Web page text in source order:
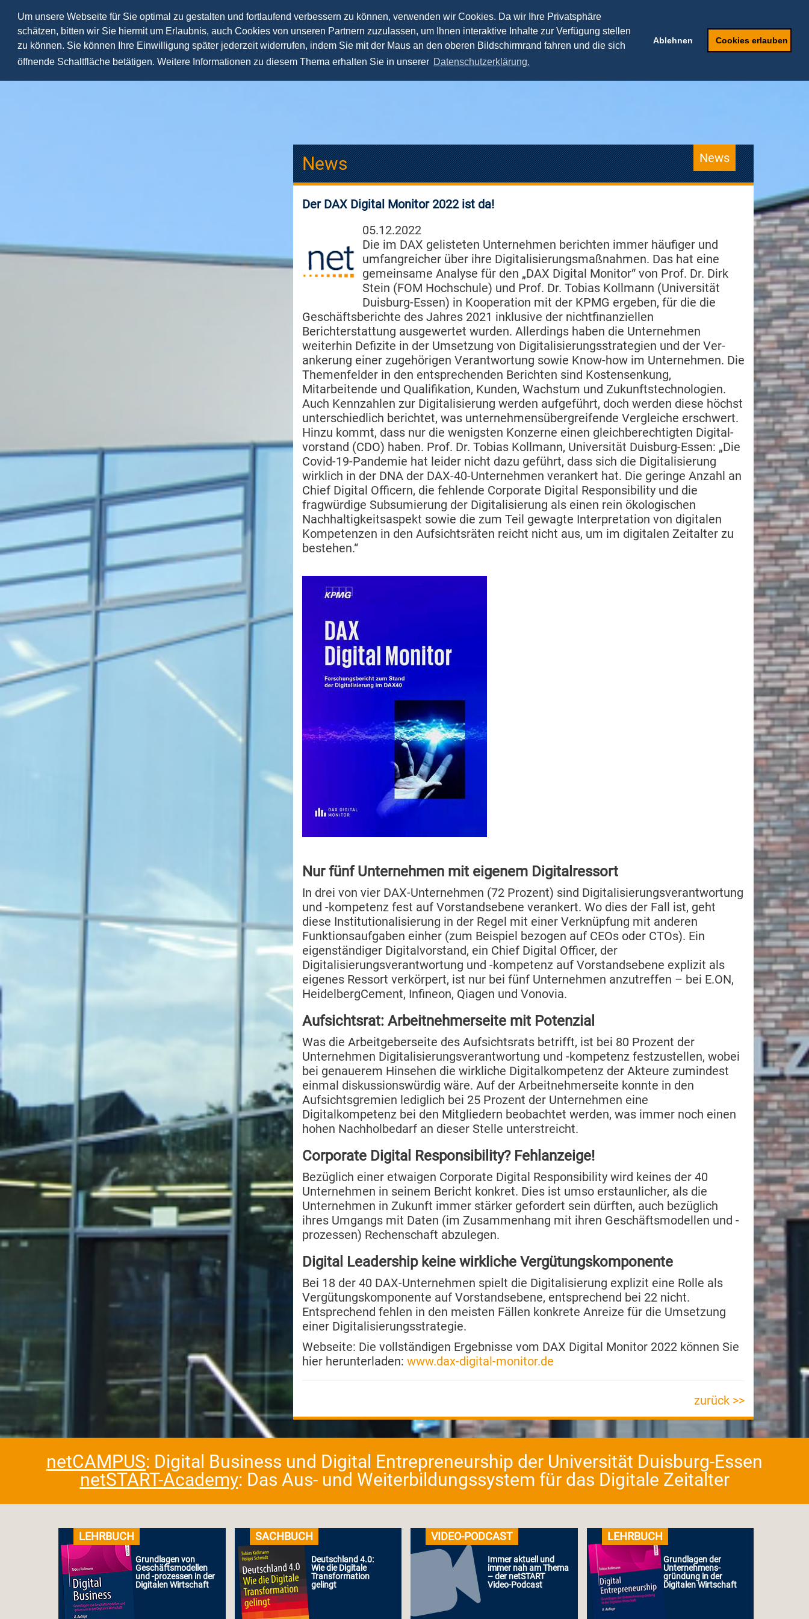
Um unsere Webseite für Sie optimal zu gestalten und fortlaufend verbessern zu können, verwenden wir Cookies. Da wir Ihre Privatsphäre
schätzen, bitten wir Sie hiermit um Erlaubnis, auch Cookies von unseren Partnern zuzulassen, um Ihnen interaktive Inhalte zur Verfügung stellen
zu können. Sie können Ihre Einwilligung später jederzeit widerrufen, indem Sie mit der Maus an den oberen Bildschirmrand fahren und die sich
öffnende Schaltfläche betätigen. Weitere Informationen zu diesem Thema erhalten Sie in unserer Datenschutzerklärung.
Ablehnen Cookies erlauben
Lehre Forschung Praxis Team Speaker Weiterbildung
News
News
Der DAX Digital Monitor 2022 ist da!
05.12.2022
Die im DAX gelisteten Unternehmen berichten immer häufiger und
umfangreicher über ihre Digitalisierungsmaßnahmen. Das hat eine
gemeinsame Analyse für den „DAX Digital Monitor“ von Prof. Dr. Dirk
Stein (FOM Hochschule) und Prof. Dr. Tobias Kollmann (Universität
Duisburg-Essen) in Kooperation mit der KPMG ergeben, für die die
Geschäfts­be­richte des Jahres 2021 inklusive der nichtfinanziellen
Berichterstattung ausgewertet wurden. Allerdings haben die Unternehmen
weiterhin De­fizite in der Umsetzung von Digitalisierungsstrategien und der Ver­
ankerung einer zugehörigen Verantwortung sowie Know-how im Un­ter­nehmen. Die
Themenfelder in den entsprechenden Berichten sind Kosten­senkung,
Mitarbeitende und Qualifikation, Kunden, Wachstum und Zukunftstechnologien.
Auch Kennzahlen zur Digitalisierung werden aufgeführt, doch werden diese höchst
unterschiedlich berichtet, was unternehmensübergreifende Vergleiche erschwert.
Hinzu kommt, dass nur die wenigsten Konzerne einen gleichberechtigten Digital­
vorstand (CDO) haben. Prof. Dr. Tobias Kollmann, Universität Duisburg-Essen: „Die
Covid-19-Pandemie hat leider nicht dazu geführt, dass sich die Digita­li­sierung
wirklich in der DNA der DAX-40-Unternehmen verankert hat. Die geringe Anzahl an
Chief Digital Officern, die fehlende Corporate Digital Responsibility und die
fragwürdige Subsumierung der Digitali­sierung als einen rein ökologischen
Nachhaltigkeitsaspekt sowie die zum Teil gewagte Interpretation von digitalen
Kompetenzen in den Aufsichtsräten reicht nicht aus, um im digitalen Zeitalter zu
bestehen.“
Nur fünf Unternehmen mit eigenem Digitalressort
In drei von vier DAX-Unternehmen (72 Prozent) sind Digitalisierungs­verantwortung
und -kompetenz fest auf Vorstandsebene verankert. Wo dies der Fall ist, geht
diese Institutionalisierung in der Regel mit einer Verknüpfung mit anderen
Funktionsaufgaben einher (zum Beispiel bezogen auf CEOs oder CTOs). Ein
eigenständiger Digital­vorstand, ein Chief Digital Officer, der
Digitalisierungsverantwortung und -kompetenz auf Vorstandsebene explizit als
eigenes Ressort verkörpert, ist nur bei fünf Unternehmen anzutreffen – bei E.ON,
HeidelbergCement, Infineon, Qiagen und Vonovia.
Aufsichtsrat: Arbeitnehmerseite mit Potenzial
Was die Arbeitgeberseite des Aufsichtsrats betrifft, ist bei 80 Prozent der
Unternehmen Digitalisierungsverantwortung und -kompetenz festzustellen, wobei
bei genauerem Hinsehen die wirkliche Digital­kom­petenz der Akteure zumindest
einmal diskussionswürdig wäre. Auf der Arbeitnehmerseite konnte in den
Aufsichtsgremien lediglich bei 25 Prozent der Unternehmen eine
Digitalkompetenz bei den Mitgliedern beobachtet werden, was immer noch einen
hohen Nachholbedarf an dieser Stelle unterstreicht.
Corporate Digital Responsibility? Fehlanzeige!
Bezüglich einer etwaigen Corporate Digital Responsibility wird keines der 40
Unternehmen in seinem Bericht konkret. Dies ist umso erstaun­licher, als die
Unternehmen in Zukunft immer stärker gefordert sein dürften, auch bezüglich
ihres Umgangs mit Daten (im Zu­sam­menhang mit ihren Geschäftsmodellen und -
prozessen) Rechenschaft abzu­le­gen.
Digital Leadership keine wirkliche Vergütungskomponente
Bei 18 der 40 DAX-Unternehmen spielt die Digitalisierung explizit eine Rolle als
Vergütungskomponente auf Vorstandsebene, entsprechend bei 22 nicht.
Entsprechend fehlen in den meisten Fällen konkrete An­reize für die Umsetzung
einer Digitalisierungsstrategie.
Webseite: Die vollständigen Ergebnisse vom DAX Digital Monitor 2022 können Sie
hier herunterladen: www.dax-digital-monitor.de
zurück >>
netCAMPUS: Digital Business und Digital Entrepreneurship der Universität Duisburg-Essen
netSTART-Academy: Das Aus- und Weiterbildungssystem für das Digitale Zeitalter
LEHRBUCH
Grundlagen von
Geschäftsmodellen
und -prozessen in der
Digitalen Wirtschaft
SACHBUCH
Deutschland 4.0:
Wie die Digitale
Transformation
gelingt
VIDEO-PODCAST
Immer aktuell und
immer nah am Thema
– der netSTART
Video-Podcast
LEHRBUCH
Grundlagen der
Unternehmens-
gründung in der
Digitalen Wirtschaft